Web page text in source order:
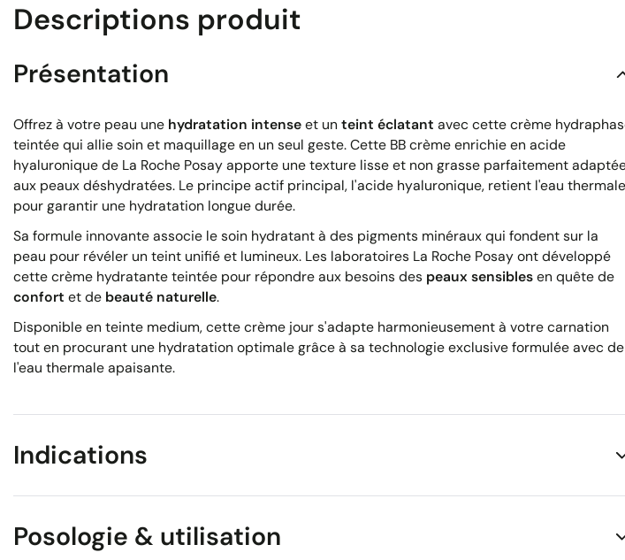
Descriptions produit
Présentation
Offrez à votre peau une hydratation intenseet un teint éclatant avec cette crème
teintée qui allie soin et maquillage en un seul geste. Cette BB crème enrichie en acide
hyaluronique de La Roche Posay apporte une texture lisse et non grasse parfaitement
aux peaux déshydratées. Le principe actif principal, l'acide hyaluronique, retient l'eau thermale
pour garantir une hydratation longue durée.
Sa formule innovante associe le soin hydratant à des pigments minéraux qui fondent sur la
peau pour révéler un teint unifié et lumineux. Les laboratoires La Roche Posay ont développé
cette crème hydratante teintée pour répondre aux besoins des peaux sensiblesen quête de
confort et de beauté naturelle.
Disponible en teinte medium, cette crème jour s'adapte harmonieusement à votre carnation
tout en procurant une hydratation optimale grâce à sa technologie exclusive formulée avec de
l'eau thermale apaisante.
Indications
Posologie & utilisation